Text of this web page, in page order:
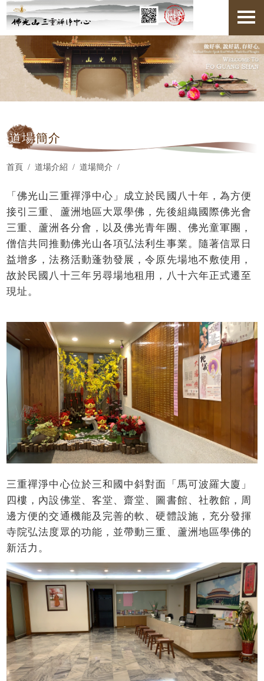
道場簡介
首頁 道場介紹 道場簡介
「佛光山三重禪淨中心」成立於民國八十年，為方便
接引三重、蘆洲地區大眾學佛，先後組織國際佛光會
三重、蘆洲各分會，以及佛光青年團、佛光童軍團，
僧信共同推動佛光山各項弘法利生事業。隨著信眾日
益增多，法務活動蓬勃發展，令原先場地不敷使用，
故於民國八十三年另尋場地租用，八十六年正式遷至
現址。
三重禪淨中心位於三和國中斜對面「馬可波羅大廈」
四樓，內設佛堂、客堂、齋堂、圖書館、社教館，周
邊方便的交通機能及完善的軟、硬體設施，充分發揮
寺院弘法度眾的功能，並帶動三重、蘆洲地區學佛的
新活力。